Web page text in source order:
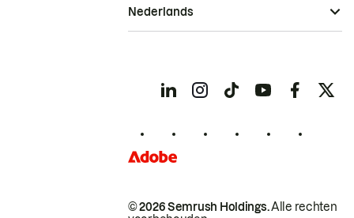
© 2026 Semrush Holdings.Alle rechten
Nederlands